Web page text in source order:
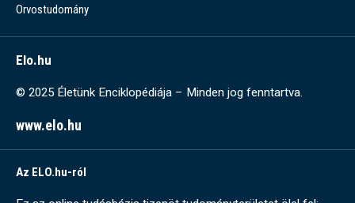
Orvostudomány
Elo.hu
© 2025 Életünk Enciklopédiája – Minden jog fenntartva.
www.elo.hu
Az ELO.hu-ról